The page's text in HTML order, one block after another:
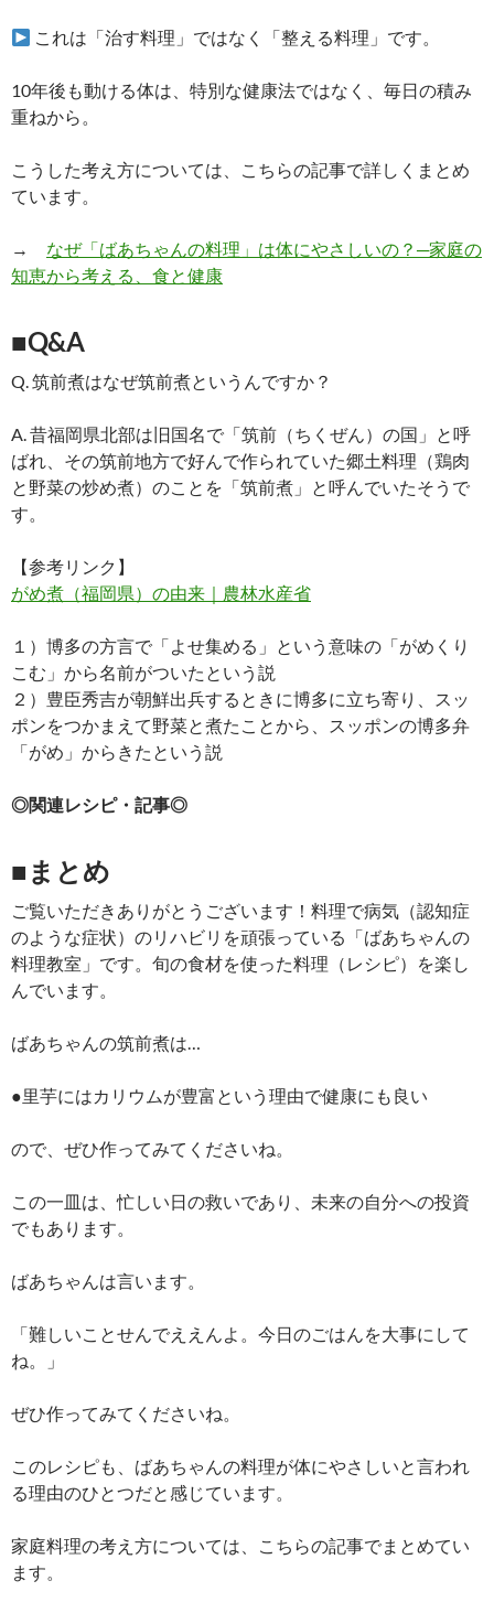
これは「治す料理」ではなく「整える料理」です。
10年後も動ける体は、特別な健康法ではなく、毎日の積み
重ねから。
こうした考え方については、こちらの記事で詳しくまとめ
ています。
→ なぜ「ばあちゃんの料理」は体にやさしいの？─家庭の
知恵から考える、食と健康
■Q&A
Q. 筑前煮はなぜ筑前煮というんですか？
A. 昔福岡県北部は旧国名で「筑前（ちくぜん）の国」と呼
ばれ、その筑前地方で好んで作られていた郷土料理（鶏肉
と野菜の炒め煮）のことを「筑前煮」と呼んでいたそうで
す。
【参考リンク】
がめ煮（福岡県）の由来｜農林水産省
１）博多の方言で「よせ集める」という意味の「がめくり
こむ」から名前がついたという説
２）豊臣秀吉が朝鮮出兵するときに博多に立ち寄り、スッ
ポンをつかまえて野菜と煮たことから、スッポンの博多弁
「がめ」からきたという説
◎関連レシピ・記事◎
■まとめ
ご覧いただきありがとうございます！料理で病気（認知症
のような症状）のリハビリを頑張っている「ばあちゃんの
料理教室」です。旬の食材を使った料理（レシピ）を楽し
んでいます。
ばあちゃんの筑前煮は…
●里芋にはカリウムが豊富という理由で健康にも良い
ので、ぜひ作ってみてくださいね。
この一皿は、忙しい日の救いであり、未来の自分への投資
でもあります。
ばあちゃんは言います。
「難しいことせんでええんよ。今日のごはんを大事にして
ね。」
ぜひ作ってみてくださいね。
このレシピも、ばあちゃんの料理が体にやさしいと言われ
る理由のひとつだと感じています。
家庭料理の考え方については、こちらの記事でまとめてい
ます。